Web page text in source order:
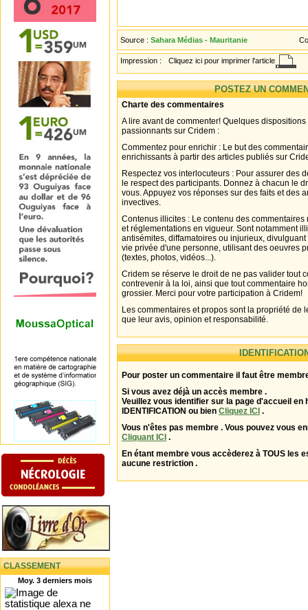
CLASSEMENT
Moy. 3 derniers mois
Source : Sahara Médias - Mauritanie
Impression : Cliquez ici pour imprimer l'article
POSTEZ UN
Charte des commentaires
A lire avant de commenter! Quelques
passionnants sur Cridem :
Commentez pour enrichir : Le but des
enrichissants à partir des articles publiés sur
Respectez vos interlocuteurs : Pour assurer des
le respect des participants. Donnez à chacun le
vous. Appuyez vos réponses sur des faits et des
invectives.
Contenus illicites : Le contenu des
et réglementations en vigueur. Sont notamment
antisémites, diffamatoires ou injurieux,
vie privée d'une personne, utilisant des oeuvres
(textes, photos, vidéos...).
Cridem se réserve le droit de ne pas valider tout
contrevenir à la loi, ainsi que tout commentaire
grossier. Merci pour votre participation à Cridem!
Les commentaires et propos sont la propriété de
que leur avis, opinion et responsabilité.
Pour poster un commentaire il faut être
Si vous avez déjà un accès membre .
Veuillez vous identifier sur la page d'accueil en
IDENTIFICATION ou bien Cliquez ICI .
Vous n'êtes pas membre . Vous pouvez vous
Cliquant ICI .
En étant membre vous accèderez à TOUS les
aucune restriction .